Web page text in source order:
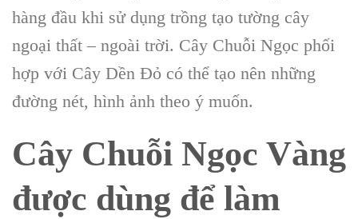
hàng đầu khi sử dụng trồng tạo tường cây
ngoại thất – ngoài trời. Cây Chuỗi Ngọc phối
hợp với Cây Dền Đỏ có thể tạo nên những
đường nét, hình ảnh theo ý muốn.
Cây Chuỗi Ngọc Vàng
được dùng để làm